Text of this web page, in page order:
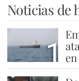
Noticias de
1